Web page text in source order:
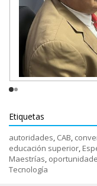
Etiquetas
autoridades, CAB,
educación superior,
Maestrías,
Tecnología